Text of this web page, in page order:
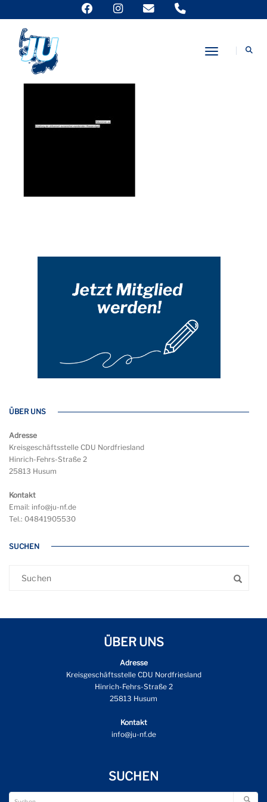
Toggle
ÜBER UNS
Adresse
Kreisgeschäftsstelle CDU Nordfriesland
Hinrich-Fehrs-Straße 2
25813 Husum
Kontakt
Email: info@ju-nf.de
Tel.: 04841905530
SUCHEN
ÜBER UNS
Adresse
Kreisgeschäftsstelle CDU Nordfriesland
Hinrich-Fehrs-Straße 2
25813 Husum
Kontakt
info@ju-nf.de
SUCHEN